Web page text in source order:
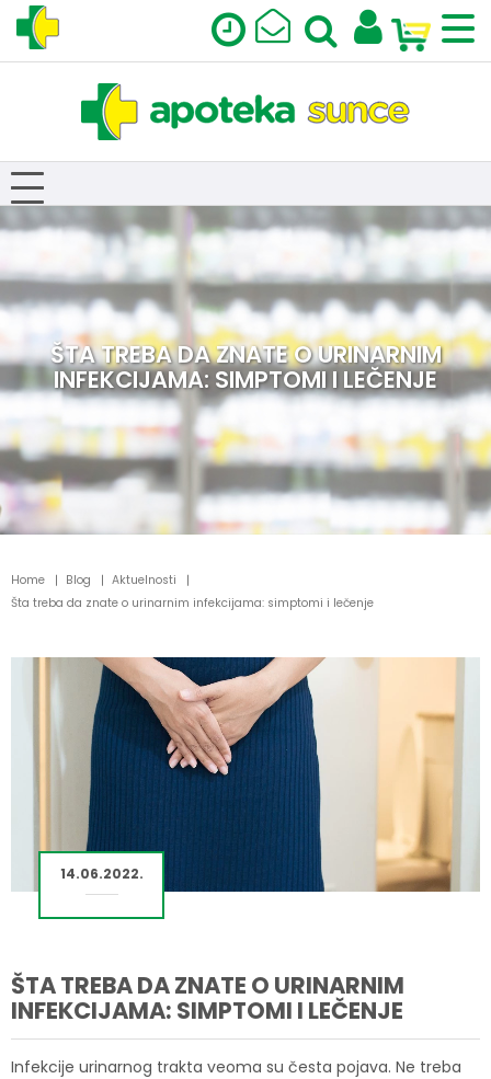
ŠTA TREBA DA ZNATE O URINARNIM
INFEKCIJAMA: SIMPTOMI I LEČENJE
Home Blog
Aktuelnosti
Šta treba da znate o urinarnim infekcijama: simptomi i lečenje
14.06.2022.
ŠTA TREBA DA ZNATE O URINARNIM
INFEKCIJAMA: SIMPTOMI I LEČENJE
Infekcije urinarnog trakta veoma su česta pojava. Ne treba